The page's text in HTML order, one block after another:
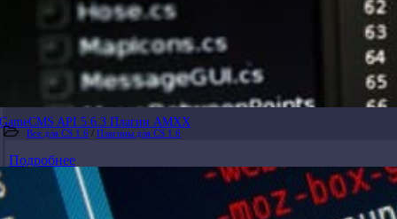
GameCMS API 5.6.3 Плагин АМХХ
Все для CS 1.6 / Плагины для CS 1.6
Подробнее